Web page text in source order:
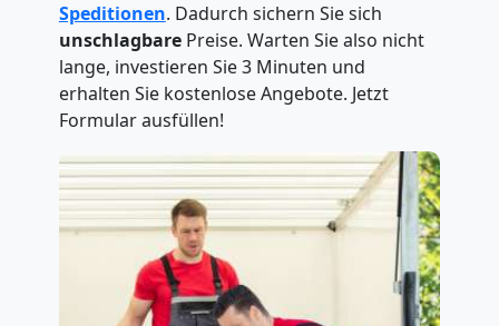
Speditionen. Dadurch sichern Sie sich
unschlagbare Preise. Warten Sie also nicht
lange, investieren Sie 3 Minuten und
erhalten Sie kostenlose Angebote. Jetzt
Formular ausfüllen!